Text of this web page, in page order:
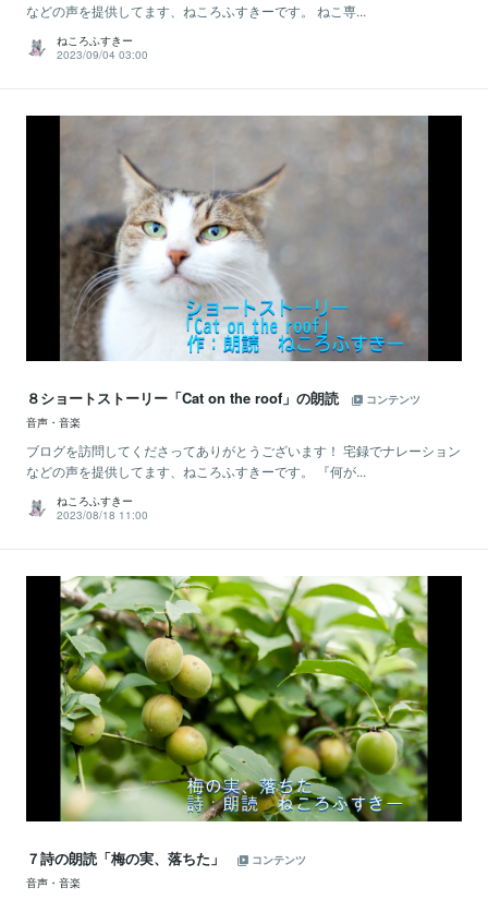
などの声を提供してます、ねころふすきーです。 ねこ専...
ねころふすきー
2023/09/04 03:00
８ショートストーリー「Cat on the roof」の朗読
コンテンツ
音声・音楽
ブログを訪問してくださってありがとうございます！ 宅録でナレーション
などの声を提供してます、ねころふすきーです。 『何が...
ねころふすきー
2023/08/18 11:00
７詩の朗読「梅の実、落ちた」
コンテンツ
音声・音楽